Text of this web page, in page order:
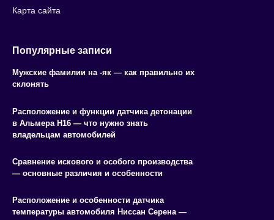
Карта сайта
Популярные записи
Мужские фамилии на -як — как правильно их
склонять
Расположение и функции датчика детонации
в Альмера Н16 — что нужно знать
владельцам автомобилей
Сравнение искового и особого производства
— основные различия и особенности
Расположение и особенности датчика
температуры автомобиля Ниссан Серена —